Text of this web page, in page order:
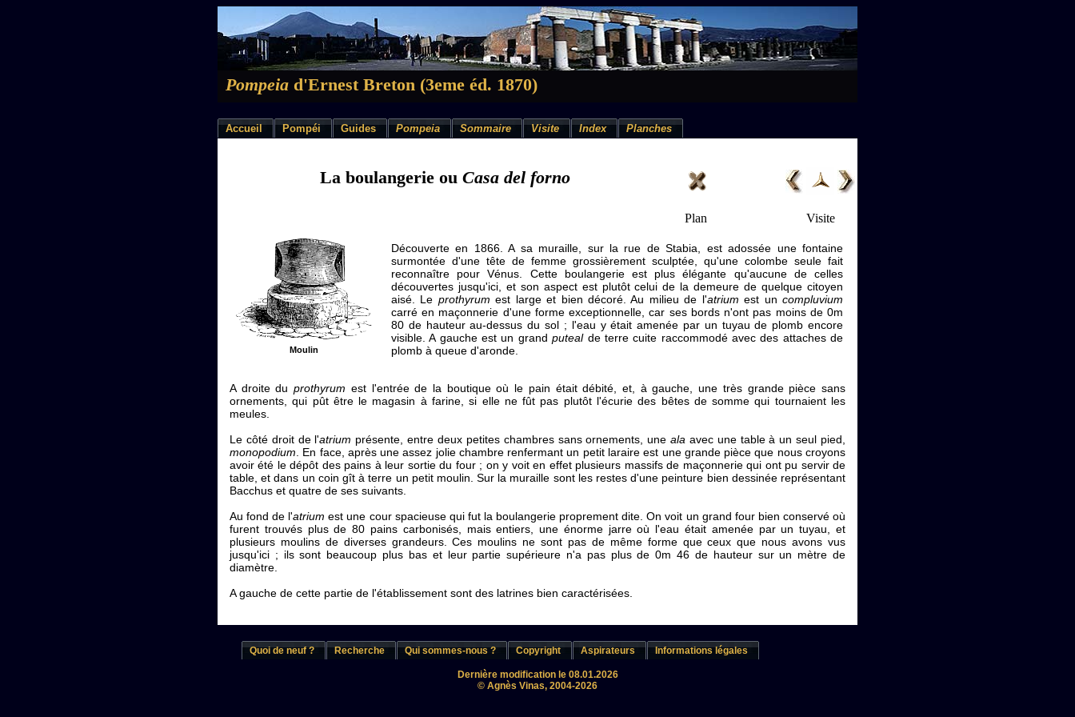
Pompeia d'Ernest Breton (3eme éd. 1870)
Accueil Pompéi Guides Pompeia Sommaire Visite Index Planches
La boulangerie ou Casa del forno
Plan Visite
Moulin
Découverte en 1866. A sa muraille, sur la rue de Stabia, est adossée une fontaine
surmontée d'une tête de femme grossièrement sculptée, qu'une colombe seule fait
reconnaître pour Vénus. Cette boulangerie est plus élégante qu'aucune de celles
découvertes jusqu'ici, et son aspect est plutôt celui de la demeure de quelque citoyen
aisé. Le prothyrum est large et bien décoré. Au milieu de l'atrium est uncompluvium
carré en maçonnerie d'une forme exceptionnelle, car ses bords n'ont pas moins de 0m
80 de hauteur au-dessus du sol ; l'eau y était amenée par un tuyau de plomb encore
visible. A gauche est un grandputealde terre cuite raccommodé avec des attaches de
plomb à queue d'aronde.
A droite duprothyrum est l'entrée de la boutique où le pain était débité, et, à gauche, une très grande pièce sans
ornements, qui pût être le magasin à farine, si elle ne fût pas plutôt l'écurie des bêtes de somme qui tournaient les
meules.
Le côté droit de l'atrium présente, entre deux petites chambres sans ornements, uneala avec une table à un seul pied,
monopodium . En face, après une assez jolie chambre renfermant un petit laraire est une grande pièce que nous croyons
avoir été le dépôt des pains à leur sortie du four ; on y voit en effet plusieurs massifs de maçonnerie qui ont pu servir de
table, et dans un coin gît à terre un petit moulin. Sur la muraille sont les restes d'une peinture bien dessinée représentant
Bacchus et quatre de ses suivants.
Au fond de l'atrium est une cour spacieuse qui fut la boulangerie proprement dite. On voit un grand four bien conservé où
furent trouvés plus de 80 pains carbonisés, mais entiers, une énorme jarre où l'eau était amenée par un tuyau, et
plusieurs moulins de diverses grandeurs. Ces moulins ne sont pas de même forme que ceux que nous avons vus
jusqu'ici ; ils sont beaucoup plus bas et leur partie supérieure n'a pas plus de 0m 46 de hauteur sur un mètre de
diamètre.
A gauche de cette partie de l'établissement sont des latrines bien caractérisées.
Quoi de neuf ? Recherche Qui sommes-nous ? Copyright Aspirateurs Informations légales
Dernière modification le 08.01.2026
© Agnès Vinas, 2004-2026